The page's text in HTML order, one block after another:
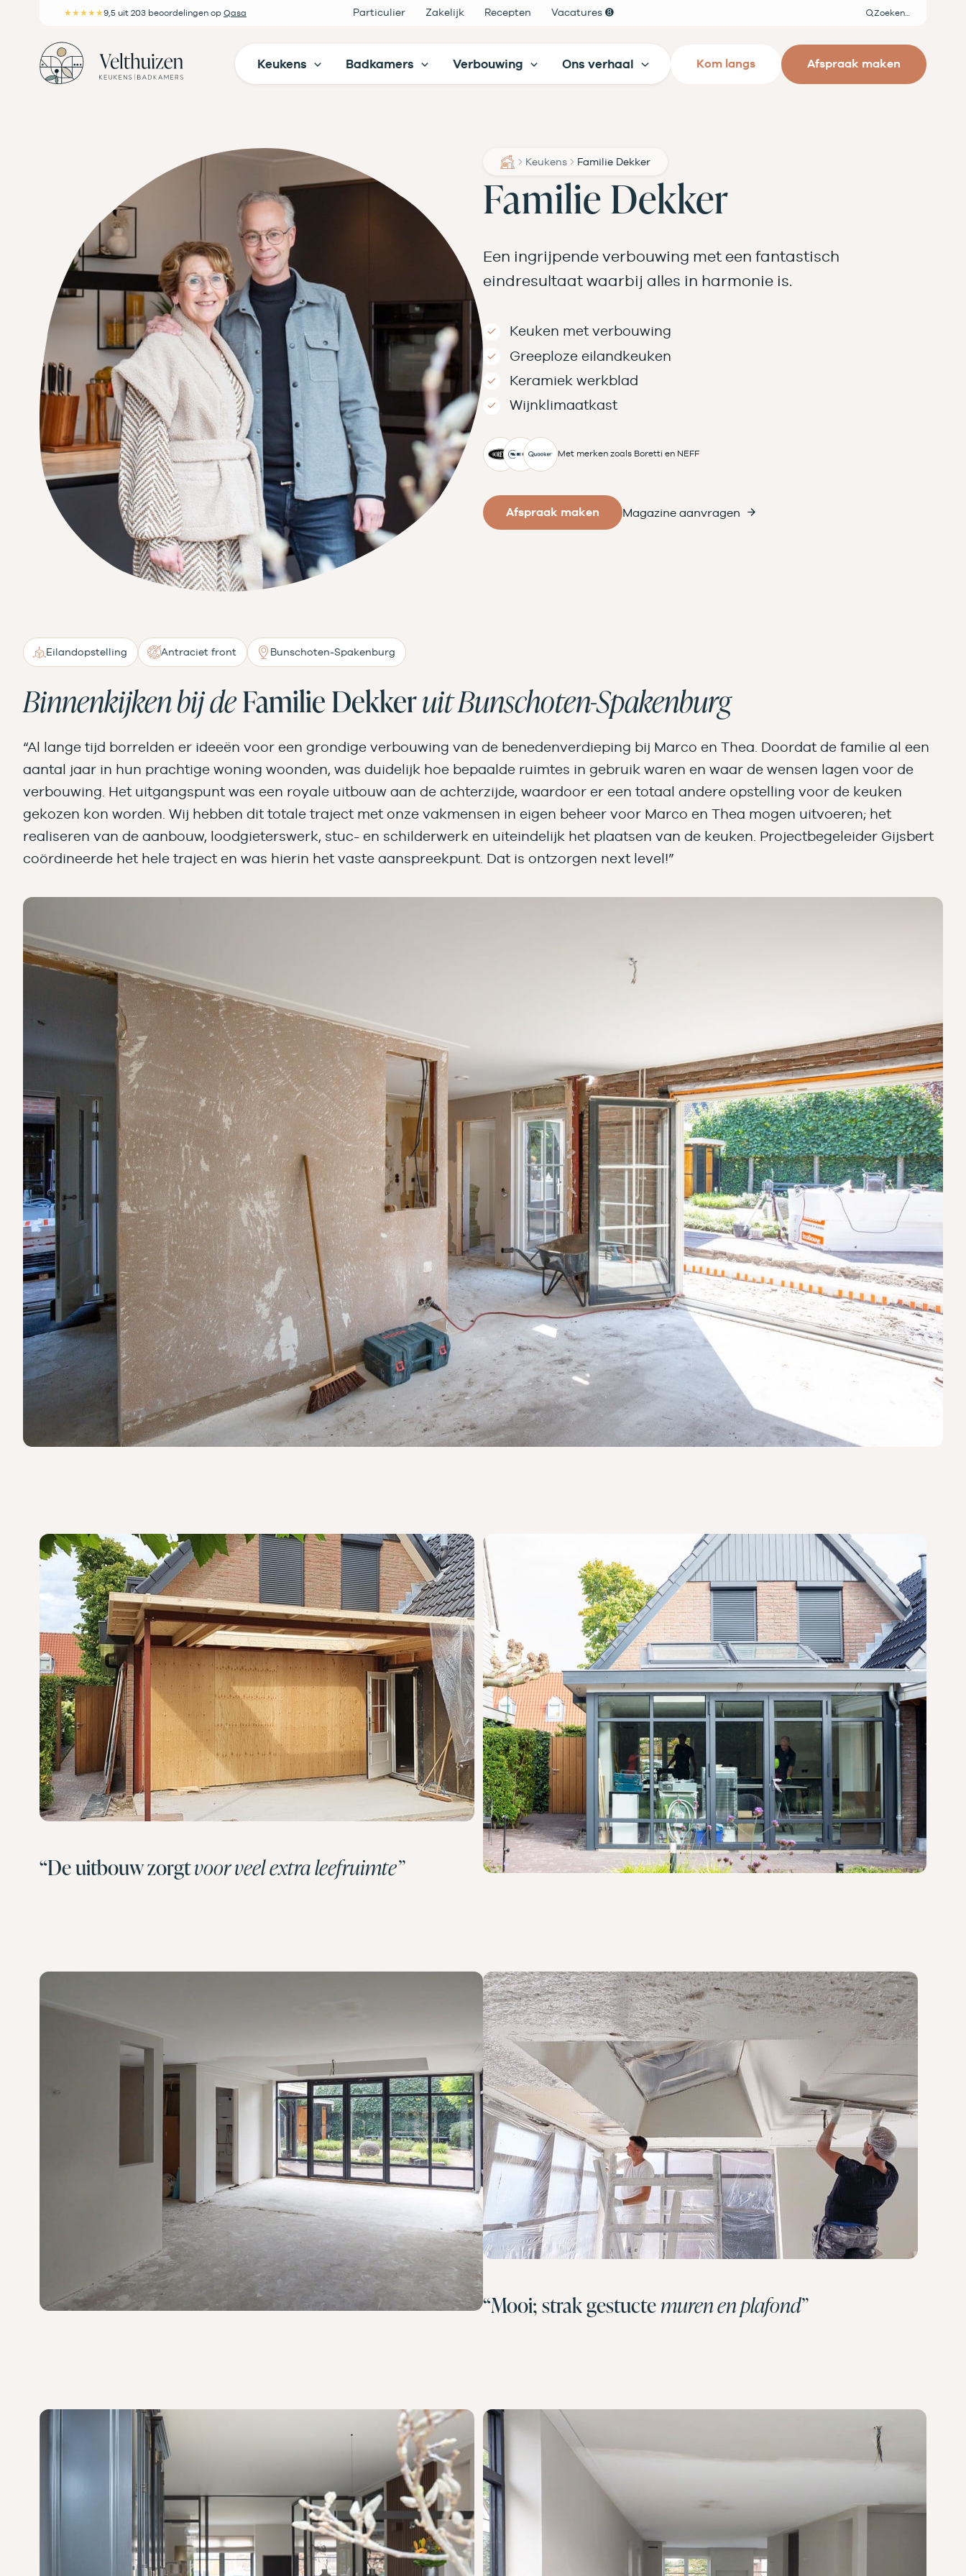
inhoud
★★★★★9,5 uit 203 beoordelingen op Qasa Particulier Zakelijk Recepten Vacatures ➑ Zoeken
Keukens Badkamers Verbouwing Ons verhaal Kom langs Afspraak maken
Keukens Familie Dekker
Familie Dekker
Een ingrijpende verbouwing met een fantastisch
eindresultaat waarbij alles in harmonie is.
Keuken met verbouwing
Greeploze eilandkeuken
Keramiek werkblad
Wijnklimaatkast
Met merken zoals Boretti en NEFF
Afspraak maken Magazine aanvragen
Eilandopstelling Antraciet front Bunschoten-Spakenburg
Binnenkijken bij deFamilie Dekkeruit Bunschoten-Spakenburg
“Al lange tijd borrelden er ideeën voor een grondige verbouwing van de benedenverdieping bij Marco en Thea. Doordat de familie al een
aantal jaar in hun prachtige woning woonden, was duidelijk hoe bepaalde ruimtes in gebruik waren en waar de wensen lagen voor de
verbouwing. Het uitgangspunt was een royale uitbouw aan de achterzijde, waardoor er een totaal andere opstelling voor de keuken
gekozen kon worden. Wij hebben dit totale traject met onze vakmensen in eigen beheer voor Marco en Thea mogen uitvoeren; het
realiseren van de aanbouw, loodgieterswerk, stuc- en schilderwerk en uiteindelijk het plaatsen van de keuken. Projectbegeleider Gijsbert
coördineerde het hele traject en was hierin het vaste aanspreekpunt. Dat is ontzorgen next level!”
“De uitbouw zorgtvoor veel extra leefruimte”
“Mooi; strak gestuctemuren en plafond”